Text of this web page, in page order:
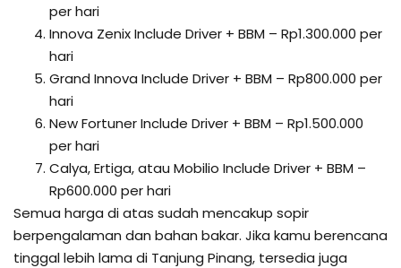
per hari
Innova Zenix Include Driver + BBM – Rp1.300.000 per
hari
Grand Innova Include Driver + BBM – Rp800.000 per
hari
New Fortuner Include Driver + BBM – Rp1.500.000
per hari
Calya, Ertiga, atau Mobilio Include Driver + BBM –
Rp600.000 per hari
Semua harga di atas sudah mencakup sopir
berpengalaman dan bahan bakar. Jika kamu berencana
tinggal lebih lama di Tanjung Pinang, tersedia juga